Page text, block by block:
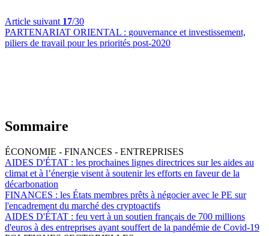
Article suivant 17/30
PARTENARIAT ORIENTAL : gouvernance et investissement,
piliers de travail pour les priorités post-2020
Sommaire
ÉCONOMIE - FINANCES - ENTREPRISES
AIDES D'ÉTAT : les prochaines lignes directrices sur les aides au
climat et à l’énergie visent à soutenir les efforts en faveur de la
décarbonation
FINANCES : les États membres prêts à négocier avec le PE sur
l'encadrement du marché des cryptoactifs
AIDES D'ÉTAT : feu vert à un soutien français de 700 millions
d'euros à des entreprises ayant souffert de la pandémie de Covid-19